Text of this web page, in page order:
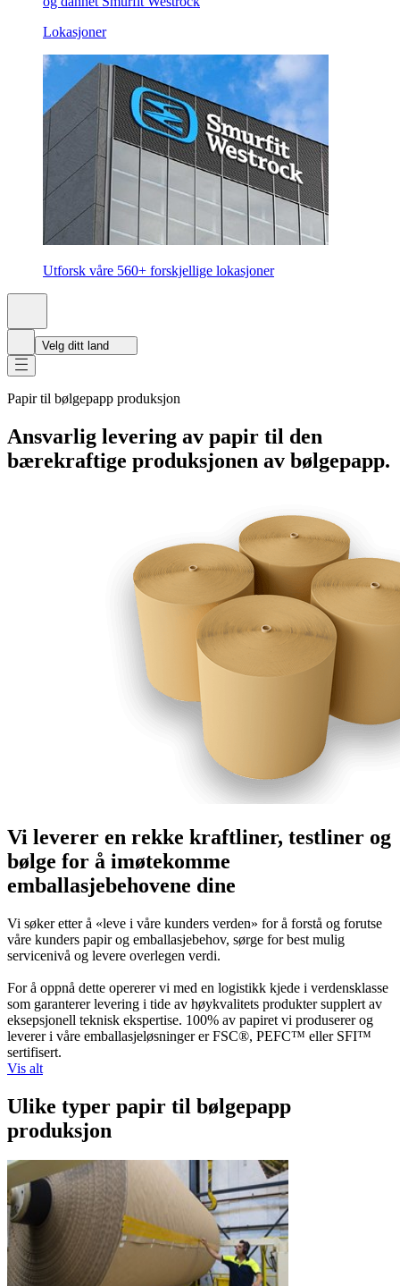
Lokasjoner
Utforsk våre 560+ forskjellige lokasjoner
Velg ditt land
Papir til bølgepapp produksjon
Ansvarlig levering av papir til den
bærekraftige produksjonen av bølgepapp.
Vi leverer en rekke kraftliner, testliner og
bølge for å imøtekomme
emballasjebehovene dine
Vi søker etter å «leve i våre kunders verden» for å forstå og forutse
våre kunders papir og emballasjebehov, sørge for best mulig
servicenivå og levere overlegen verdi.
For å oppnå dette opererer vi med en logistikk kjede i verdensklasse
som garanterer levering i tide av høykvalitets produkter supplert av
eksepsjonell teknisk ekspertise. 100% av papiret vi produserer og
leverer i våre emballasjeløsninger er FSC®, PEFC™ eller SFI™
sertifisert.
Vis alt
Ulike typer papir til bølgepapp
produksjon